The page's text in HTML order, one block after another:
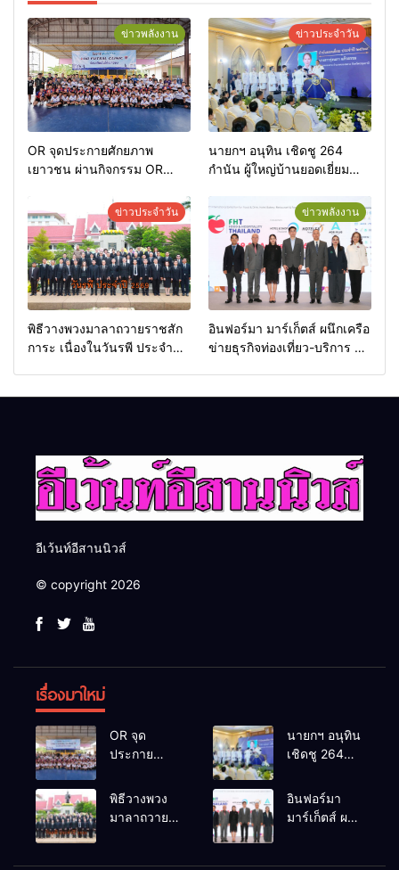
ข่าวพลังงาน
OR จุดประกายศักยภาพ
เยาวชน ผ่านกิจกรรม OR
ข่าวประจำวัน
นายกฯ อนุทิน เชิดชู 264
กำนัน ผู้ใหญ่บ้านยอดเยี่ยม
เกียรติยศแห่งการเสียสละ”
ข่าวประจำวัน
พิธีวางพวงมาลาถวายราชสัก
การะ เนื่องในวันรพี ประจำปี
ข่าวพลังงาน
อินฟอร์มา มาร์เก็ตส์ ผนึกเครือ
ข่ายธุรกิจท่องเที่ยว-บริการ จัด
อีเว้นท์อีสานนิวส์
© copyright 2026
เรื่องมาใหม่
OR จุด
ประกาย
เยาวชน ผ่าน
นายกฯ อนุทิน
เชิดชู 264
บ้านยอดเยี่ยม
มอบแหนบ
เกียรติยศแห่ง
พิธีวางพวง
มาลาถวาย
อินฟอร์มา
มาร์เก็ตส์ ผนึก